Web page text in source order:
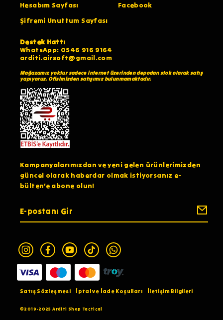
Hesabım Sayfası
Şifremi Unuttum Sayfası
Facebook
Destek Hattı
WhatsApp: 0546 916 9164
arditi.airsoft@gmail.com
Mağazamız yoktur sadece internet üzerinden depodan stok olarak satış
yapıyoruz. Ofisimizden satışımız bulunmamaktadır.
Kampanyalarımızdan ve yeni gelen ürünlerimizden
güncel olarak haberdar olmak istiyorsanız e-
bülten’e abone olun!
©2019-2025 Arditi Shop Tactical
Satış Sözleşmesi İptal ve İade Koşulları İletişim Bilgileri